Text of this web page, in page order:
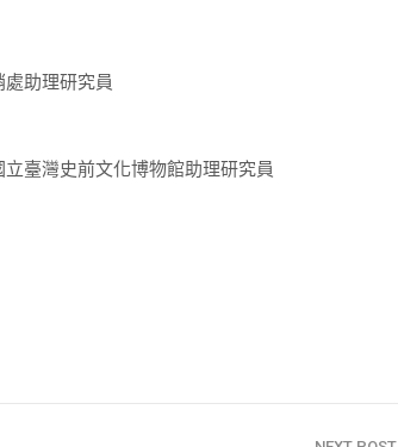
助理研究員
臺灣史前文化博物館助理研究員